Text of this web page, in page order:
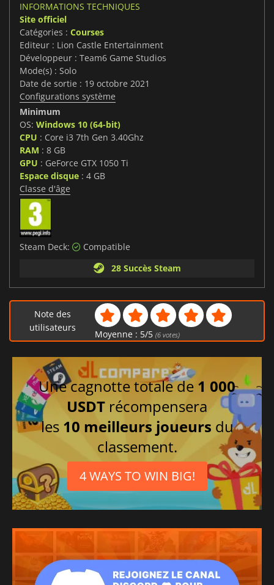
INFORMATIONS TECHNIQUES
Site officiel
Catégories : Courses
Editeur : Lion Castle Entertainment
Développeur : Team6 Game Studios
Mode(s) : Solo
Date de sortie : 19 octobre 2021
Configurations système
Minimum
OS: Windows 10 (64-bit)
CPU : Core i3 7th Gen 3.40Ghz
RAM : 8 GB
GPU : GeForce GTX 1050 Ti
Espace disque : 4 GB
Classe d'âge
Steam Deck:
Compatible
28 Succès Steam
Note des
utilisateurs
Moyenne : 5/5 (6votes)
Une cagnotte totale de 1 000
USDT récompensera
les 10 meilleurs joueurs du
classement.
4 WAYS TO WIN BIG!